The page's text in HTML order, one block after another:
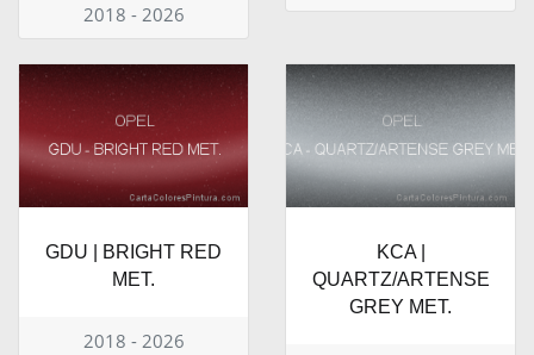
2018 - 2026
GDU | BRIGHT RED
MET.
2018 - 2026
KCA |
QUARTZ/ARTENSE
GREY MET.